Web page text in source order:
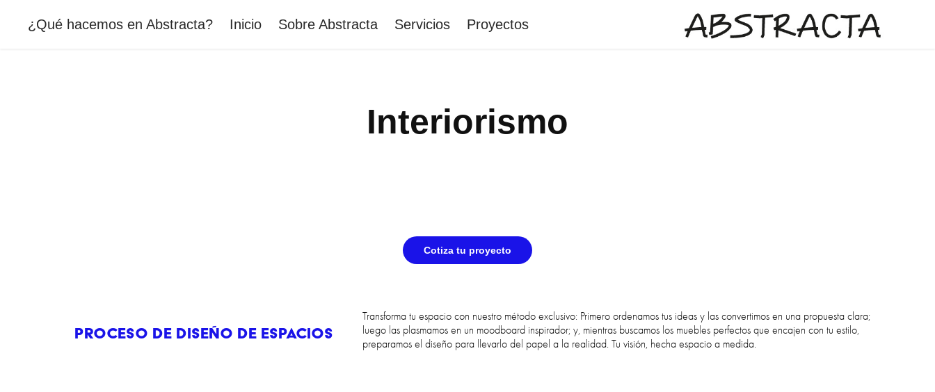
¿Qué hacemos en Abstracta? Inicio Sobre Abstracta Servicios Proyectos
Interiorismo
Cotiza tu proyecto
proceso de diseño de espacios
Transforma tu espacio con nuestro método exclusivo: Primero ordenamos tus ideas y las convertimos en una propuesta clara;
luego las plasmamos en un moodboard inspirador; y, mientras buscamos los muebles perfectos que encajen con tu estilo,
preparamos el diseño para llevarlo del papel a la realidad. Tu visión, hecha espacio a medida.